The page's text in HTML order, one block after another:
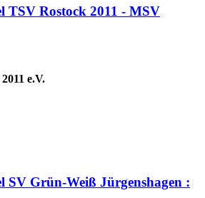
TSV Rostock 2011 - MSV
e.V.
SV Grün-Weiß Jürgenshagen :